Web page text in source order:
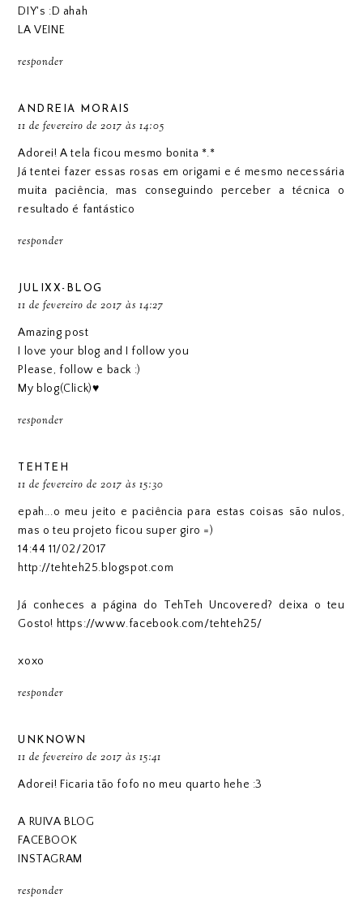
DIY's :D ahah
LA VEINE
responder
ANDREIA MORAIS
11 de fevereiro de 2017 às 14:05
Adorei! A tela ficou mesmo bonita *.*
Já tentei fazer essas rosas em origami e é mesmo necessária
muita paciência, mas conseguindo perceber a técnica o
resultado é fantástico
responder
JULIXX-BLOG
11 de fevereiro de 2017 às 14:27
Amazing post
I love your blog and I follow you
Please, follow e back :)
My blog(Click)♥
responder
TEHTEH
11 de fevereiro de 2017 às 15:30
epah...o meu jeito e paciência para estas coisas são nulos,
mas o teu projeto ficou super giro =)
14:44 11/02/2017
http://tehteh25.blogspot.com
Já conheces a página do TehTeh Uncovered? deixa o teu
Gosto! https://www.facebook.com/tehteh25/
xoxo
responder
UNKNOWN
11 de fevereiro de 2017 às 15:41
Adorei! Ficaria tão fofo no meu quarto hehe :3
A RUIVA BLOG
FACEBOOK
INSTAGRAM
responder